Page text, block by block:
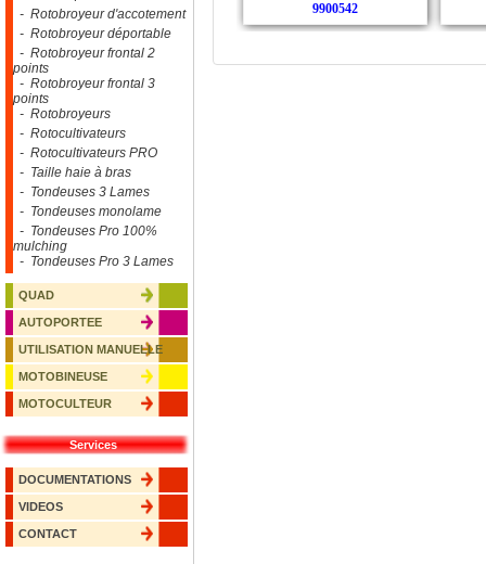
- Rotobroyeur d'accotement
- Rotobroyeur déportable
- Rotobroyeur frontal 2
points
- Rotobroyeur frontal 3
points
- Rotobroyeurs
- Rotocultivateurs
- Rotocultivateurs PRO
- Taille haie à bras
- Tondeuses 3 Lames
- Tondeuses monolame
- Tondeuses Pro 100%
mulching
- Tondeuses Pro 3 Lames
QUAD
AUTOPORTEE
UTILISATION MANUELLE
MOTOBINEUSE
MOTOCULTEUR
Services
DOCUMENTATIONS
VIDEOS
CONTACT
9900542